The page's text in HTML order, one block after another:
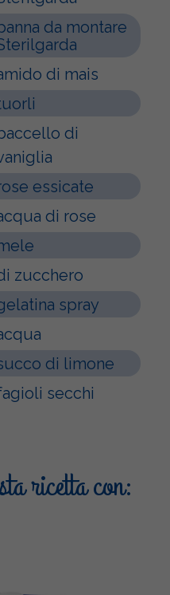
da montare
di mais
di
essicate
di rose
zucchero
spray
di limone
secchi
ricetta con: